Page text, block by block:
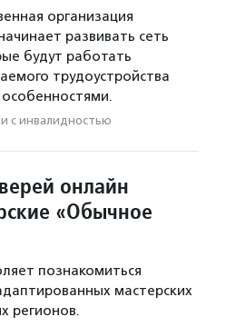
организация
развивать сеть
будут работать
трудоустройства
с инвалидностью
онлайн
«Обычное
познакомиться
мастерских
регионов.